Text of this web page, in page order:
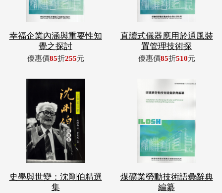
幸福企業內涵與重要性知
覺之探討
優惠價85折255元
直讀式儀器應用於通風裝
置管理技術探
優惠價85折510元
史學與世變：沈剛伯精選
集
煤礦業勞動技術語彙辭典
編纂